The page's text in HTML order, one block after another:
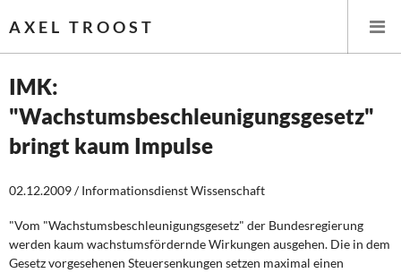
AXEL TROOST
Startseite
Themen
Wirtschaftspolitik
IMK:
"Wachstumsbeschleunigungsgesetz"
bringt kaum Impulse
02.12.2009 / Informationsdienst Wissenschaft
"Vom "Wachstumsbeschleunigungsgesetz" der Bundesregierung
werden kaum wachstumsfördernde Wirkungen ausgehen. Die in dem
Gesetz vorgesehenen Steuersenkungen setzen maximal einen